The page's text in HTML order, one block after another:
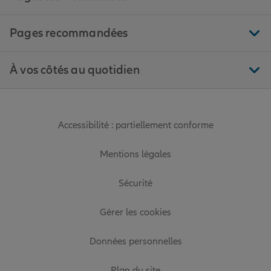
Pages recommandées
À vos côtés au quotidien
Accessibilité : partiellement conforme
Mentions légales
Sécurité
Gérer les cookies
Données personnelles